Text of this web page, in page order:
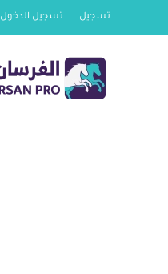
content
تسجيل تسجيل الدخول